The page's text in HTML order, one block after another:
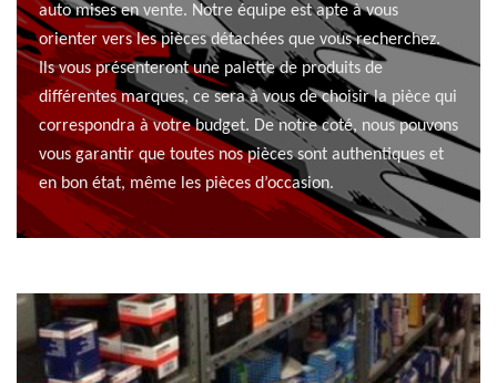
auto mises en vente. Notre équipe est apte à vous
orienter vers les pièces détachées que vous recherchez.
Ils vous présenteront une palette de produits de
différentes marques, ce sera à vous de choisir la pièce qui
correspondra à votre budget. De notre coté, nous pouvons
vous garantir que toutes nos pièces sont authentiques et
en bon état, même les pièces d’occasion.